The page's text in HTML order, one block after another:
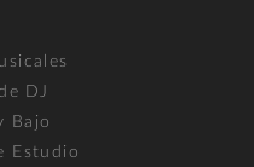
DJ
Bajo
Estudio